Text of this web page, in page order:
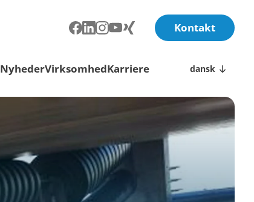
Kontakt
NyhederVirksomhedKarriere dansk